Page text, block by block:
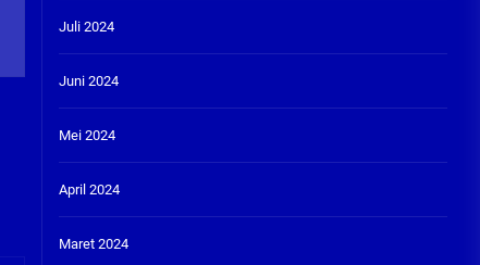
Juli 2024
Juni 2024
Mei 2024
April 2024
Maret 2024